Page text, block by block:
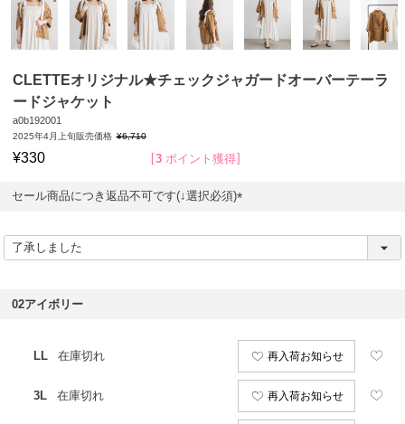
CLETTEオリジナル★チェックジャガードオーバーテーラ
ードジャケット
a0b192001
2025年4月上旬販売価格 ¥6,710
¥330 3 ポイント獲得
セール商品につき返品不可です(↓選択必須)
必
02アイボリー
LL 在庫切れ 再入荷お知らせ
3L 在庫切れ 再入荷お知らせ